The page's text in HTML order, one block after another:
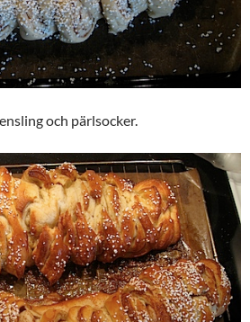
och pärlsocker.